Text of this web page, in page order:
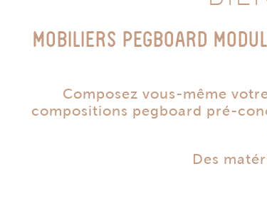
MOBILIERS PEGBOARD
Composez vous-même
compositions pegboard pré-
Des